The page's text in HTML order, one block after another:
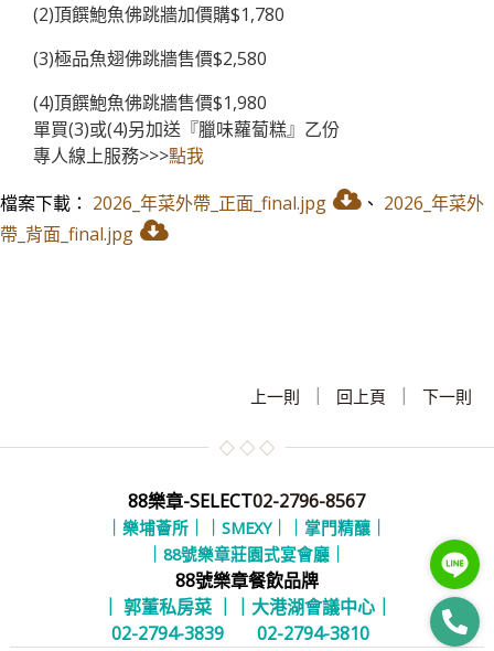
(2)頂饌鮑魚佛跳牆加價購$1,780
(3)極品魚翅佛跳牆售價$2,580
(4)頂饌鮑魚佛跳牆售價$1,980
單買(3)或(4)另加送『臘味蘿蔔糕』乙份
專人線上服務>>>點我
檔案下載： 2026_年菜外帶_正面_final.jpg 、 2026_年菜外
帶_背面_final.jpg
上一則 | 回上頁 | 下一則
88樂章-SELECT02-2796-8567
｜樂埔薈所｜ ｜SMEXY｜
｜掌門精釀｜
｜88號樂章莊園式宴會廳｜
88號樂章餐飲品牌
｜ 郭董私房菜 ｜
02-2794-3839
｜大港湖會議中心｜
02-2794-3810